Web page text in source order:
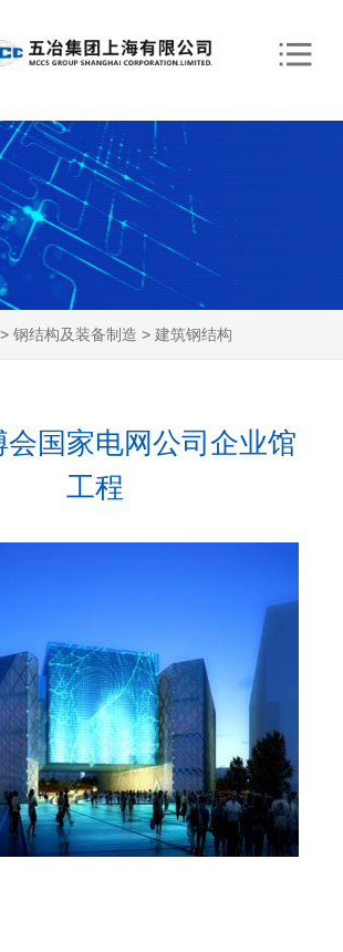
> 钢结构及装备制造 > 建筑钢结构
会国家电网公司企业馆
工程